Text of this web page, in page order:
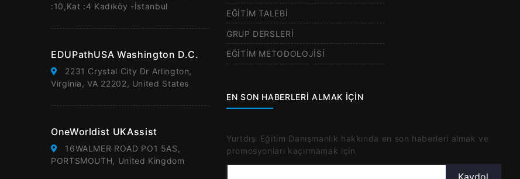
:10,Kat :4 Kadıköy -İstanbul
EDUPathUSA Washington D.C.
2231 Crystal City Dr Arlington,
Virginia, VA 22202, United States
OneWorldist UKAssist
16WALMER ROAD PO1 5AS,
PORTSMOUTH, United Kingdom
EĞİTİM TALEBİ
GRUP DERSLERİ
EĞİTİM METODOLOJİSİ
EN SON HABERLERİ ALMAK İÇİN
Yurtdışı Eğitim Danışmanlık hakkında en son haberleri almak ve
promosyonları kaçırmamak için